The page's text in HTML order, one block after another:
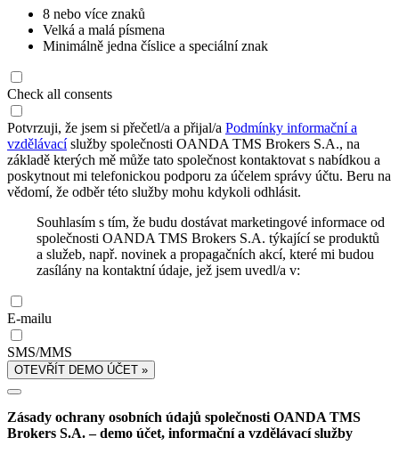
8 nebo více znaků
Velká a malá písmena
Minimálně jedna číslice a speciální znak
Check all consents
Potvrzuji, že jsem si přečetl/a a přijal/a Podmínky informační a
vzdělávacíslužby společnosti OANDA TMS Brokers S.A., na
základě kterých mě může tato společnost kontaktovat s nabídkou a
poskytnout mi telefonickou podporu za účelem správy účtu. Beru na
vědomí, že odběr této služby mohu kdykoli odhlásit.
Souhlasím s tím, že budu dostávat marketingové informace od
společnosti OANDA TMS Brokers S.A. týkající se produktů
a služeb, např. novinek a propagačních akcí, které mi budou
zasílány na kontaktní údaje, jež jsem uvedl/a v:
E-mailu
SMS/MMS
OTEVŘÍT DEMO ÚČET »
Zásady ochrany osobních údajů společnosti OANDA TMS
Brokers S.A. – demo účet, informační a vzdělávací služby